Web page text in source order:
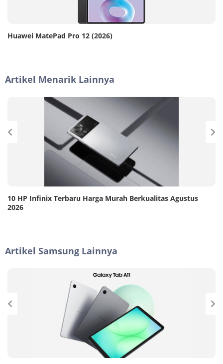
Huawei MatePad Pro 12 (2026)
Artikel Menarik Lainnya
10 HP Infinix Terbaru Harga Murah Berkualitas Agustus
2026
Artikel Samsung Lainnya